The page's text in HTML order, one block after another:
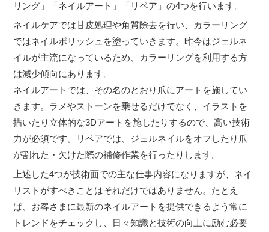
リング」「ネイルアート」「リペア」の4つを行います。
ネイルケアでは甘皮処理や角質除去を行い、カラーリング
ではネイルポリッシュを塗っていきます。昨今はジェルネ
イルが主流になっているため、カラーリングを利用する方
は減少傾向にあります。
ネイルアートでは、その名のとおり爪にアートを施してい
きます。ラメやストーンを乗せるだけでなく、イラストを
描いたり立体的な3Dアートを施したりするので、高い技術
力が必須です。リペアでは、ジェルネイルをオフしたり爪
が割れた・欠けた際の補修作業を行ったりします。
上述した4つが技術面での主な仕事内容になりますが、ネイ
リストがすべきことはそれだけではありません。たとえ
ば、お客さまに最新のネイルアートを提供できるよう常に
トレンドをチェックし、日々知識と技術の向上に励む必要